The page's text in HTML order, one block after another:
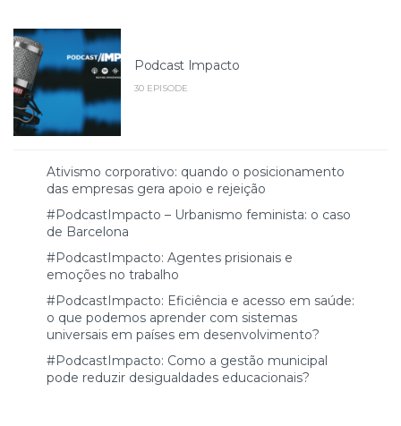
Podcast Impacto
30 EPISODE
Ativismo corporativo: quando o posicionamento
das empresas gera apoio e rejeição
#PodcastImpacto – Urbanismo feminista: o caso
de Barcelona
#PodcastImpacto: Agentes prisionais e
emoções no trabalho
#PodcastImpacto: Eficiência e acesso em saúde:
o que podemos aprender com sistemas
universais em países em desenvolvimento?
#PodcastImpacto: Como a gestão municipal
pode reduzir desigualdades educacionais?